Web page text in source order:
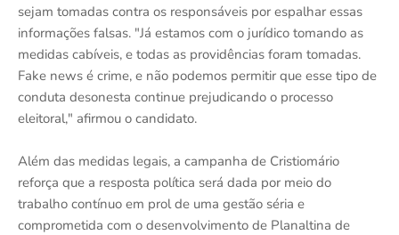
sejam tomadas contra os responsáveis por espalhar essas
informações falsas. "Já estamos com o jurídico tomando as
medidas cabíveis, e todas as providências foram tomadas.
Fake news é crime, e não podemos permitir que esse tipo de
conduta desonesta continue prejudicando o processo
eleitoral," afirmou o candidato.
Além das medidas legais, a campanha de Cristiomário
reforça que a resposta política será dada por meio do
trabalho contínuo em prol de uma gestão séria e
comprometida com o desenvolvimento de Planaltina de